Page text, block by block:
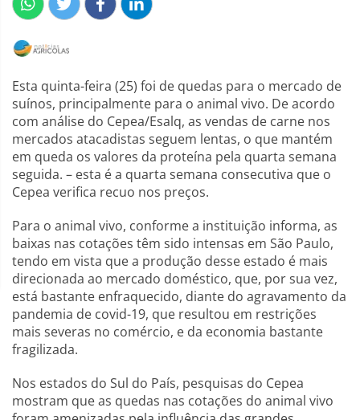
Esta quinta-feira (25) foi de quedas para o mercado de
suínos, principalmente para o animal vivo. De acordo
com análise do Cepea/Esalq, as vendas de carne nos
mercados atacadistas seguem lentas, o que mantém
em queda os valores da proteína pela quarta semana
seguida. – esta é a quarta semana consecutiva que o
Cepea verifica recuo nos preços.
Para o animal vivo, conforme a instituição informa, as
baixas nas cotações têm sido intensas em São Paulo,
tendo em vista que a produção desse estado é mais
direcionada ao mercado doméstico, que, por sua vez,
está bastante enfraquecido, diante do agravamento da
pandemia de covid-19, que resultou em restrições
mais severas no comércio, e da economia bastante
fragilizada.
Nos estados do Sul do País, pesquisas do Cepea
mostram que as quedas nas cotações do animal vivo